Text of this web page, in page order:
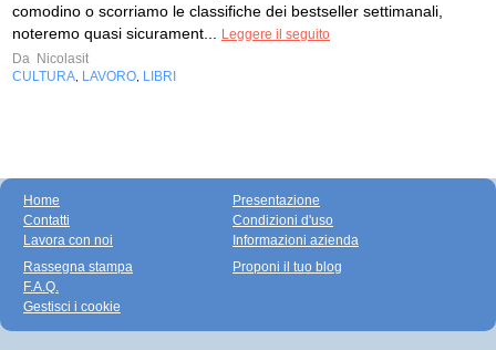
comodino o scorriamo le classifiche dei bestseller settimanali,
noteremo quasi sicurament...
Leggere il seguito
Da Nicolasit
CULTURA LAVORO LIBRI
Home
Contatti
Lavora con noi
Presentazione
Condizioni d'uso
Informazioni azienda
Rassegna stampa
F.A.Q.
Gestisci i cookie
Proponi il tuo blog